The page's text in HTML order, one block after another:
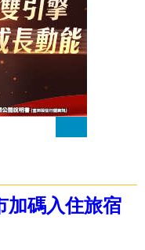
加碼入住旅宿